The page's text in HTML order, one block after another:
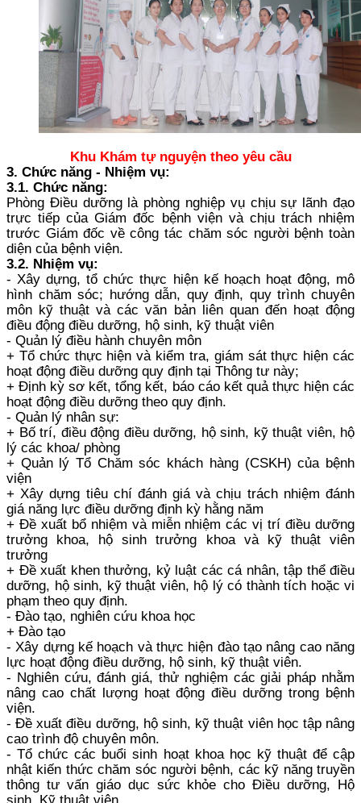
Khu Khám tự nguyện theo yêu cầu
3. Chức năng - Nhiệm vụ:
3.1. Chức năng:
Phòng Điều dưỡng là phòng nghiệp vụ chịu sự lãnh đạo
trực tiếp của Giám đốc bệnh viện và chịu trách nhiệm
trước Giám đốc về công tác chăm sóc người bệnh toàn
diện của bệnh viện.
3.2. Nhiệm vụ:
- Xây dựng, tổ chức thực hiện kế hoạch hoạt động, mô
hình chăm sóc; hướng dẫn, quy định, quy trình chuyên
môn kỹ thuật và các văn bản liên quan đến hoạt động
điều động điều dưỡng, hộ sinh, kỹ thuật viên
- Quản lý điều hành chuyên môn
+ Tổ chức thực hiện và kiểm tra, giám sát thực hiện các
hoạt động điều dưỡng quy định tại Thông tư này;
+ Định kỳ sơ kết, tổng kết, báo cáo kết quả thực hiện các
hoạt động điều dưỡng theo quy định.
- Quản lý nhân sự:
+ Bố trí, điều động điều dưỡng, hộ sinh, kỹ thuật viên, hộ
lý các khoa/ phòng
+ Quản lý Tổ Chăm sóc khách hàng (CSKH) của bệnh
viện
+ Xây dựng tiêu chí đánh giá và chịu trách nhiệm đánh
giá năng lực điều dưỡng định kỳ hằng năm
+ Đề xuất bổ nhiệm và miễn nhiệm các vị trí điều dưỡng
trưởng khoa, hộ sinh trưởng khoa và kỹ thuật viên
trưởng
+ Đề xuất khen thưởng, kỷ luật các cá nhân, tập thể điều
dưỡng, hộ sinh, kỹ thuật viên, hộ lý có thành tích hoặc vi
phạm theo quy định.
- Đào tạo, nghiên cứu khoa học
+ Đào tạo
- Xây dựng kế hoạch và thực hiện đào tạo nâng cao năng
lực hoạt động điều dưỡng, hộ sinh, kỹ thuật viên.
- Nghiên cứu, đánh giá, thử nghiệm các giải pháp nhằm
nâng cao chất lượng hoạt động điều dưỡng trong bệnh
viện.
- Đề xuất điều dưỡng, hộ sinh, kỹ thuật viên học tập nâng
cao trình độ chuyên môn.
- Tổ chức các buổi sinh hoạt khoa học kỹ thuật để cập
nhật kiến thức chăm sóc người bệnh, các kỹ năng truyền
thông tư vấn giáo dục sức khỏe cho Điều dưỡng, Hộ